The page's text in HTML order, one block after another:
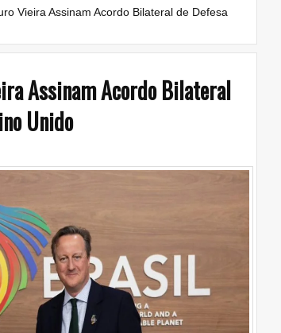
Vieira Assinam Acordo Bilateral de Defesa
Assinam Acordo Bilateral
Unido